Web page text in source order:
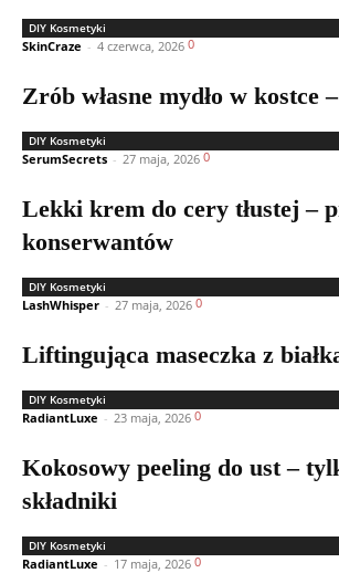
DIY Kosmetyki
SkinCraze - 4 czerwca, 2026 0
Zrób własne mydło w kostce
DIY Kosmetyki
SerumSecrets - 27 maja, 2026 0
Lekki krem do cery tłustej –
konserwantów
DIY Kosmetyki
LashWhisper - 27 maja, 2026 0
Liftingująca maseczka z
DIY Kosmetyki
RadiantLuxe - 23 maja, 2026 0
Kokosowy peeling do ust –
składniki
DIY Kosmetyki
RadiantLuxe - 17 maja, 2026 0